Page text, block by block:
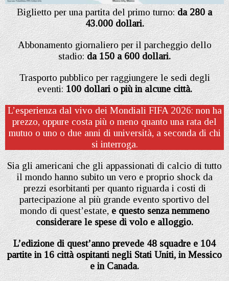
Biglietto per una partita del primo turno:da 280 a
43.000 dollari.
Abbonamento giornaliero per il parcheggio dello
stadio:da 150 a 600 dollari.
Trasporto pubblico per raggiungere le sedi degli
eventi:100 dollari o più in alcune città.
L’esperienza dal vivo dei Mondiali FIFA 2026: non ha
prezzo, oppure costa più o meno quanto una rata del
mutuo o uno o due anni di università, a seconda di chi
si interroga.
Sia gli americani che gli appassionati di calcio di tutto
il mondo hanno subito un vero e proprio shock da
prezzi esorbitanti per quanto riguarda i costi di
partecipazione al più grande evento sportivo del
mondo di quest’estate,e questo senza nemmeno
considerare le spese di volo e alloggio.
L’edizione di quest’anno prevede 48 squadre e 104
partite in 16 città ospitanti negli Stati Uniti, in Messico
e in Canada.